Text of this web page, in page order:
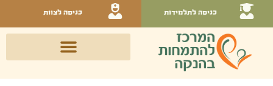
כניסה לתלמידות כניסה לצוות